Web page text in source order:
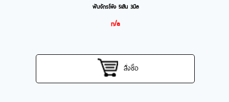
ฟันจักรโพ้ง 5เส้น 3มิล
n/a
สั่งซื้อ